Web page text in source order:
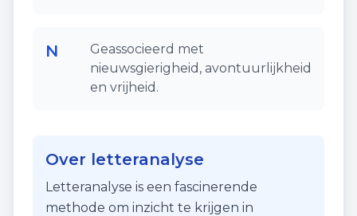
N
Geassocieerd met
nieuwsgierigheid, avontuurlijkheid
en vrijheid.
Over letteranalyse
Letteranalyse is een fascinerende
methode om inzicht te krijgen in